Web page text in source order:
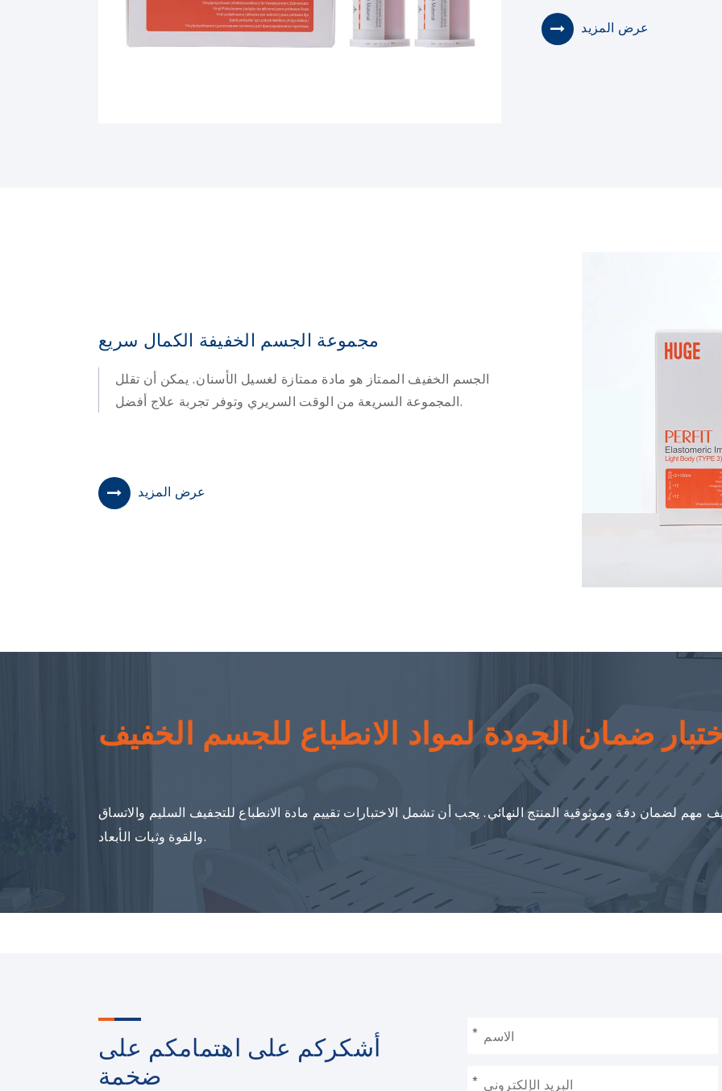
عرض المزيد
مجموعة الجسم الخفيفة الكمال سريع
الجسم الخفيف الممتاز هو مادة ممتازة لغسيل الأسنان. يمكن أن تقلل
المجموعة السريعة من الوقت السريري وتوفر تجربة علاج أفضل.
عرض المزيد
ضمان الجودة لمواد الانطباع للجسم الخفيف
مهم لضمان دقة وموثوقية المنتج النهائي. يجب أن تشمل الاختبارات تقييم مادة الانطباع للتجفيف السليم والاتساق
والقوة وثبات الأبعاد.
أشكركم على اهتمامكم على
ضخمة
*
*